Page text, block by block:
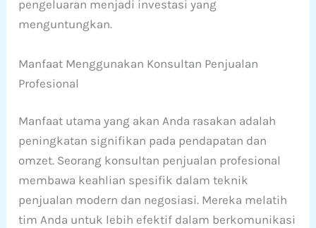
pengeluaran menjadi investasi yang
menguntungkan.
Manfaat Menggunakan Konsultan Penjualan
Profesional
Manfaat utama yang akan Anda rasakan adalah
peningkatan signifikan pada pendapatan dan
omzet. Seorang konsultan penjualan profesional
membawa keahlian spesifik dalam teknik
penjualan modern dan negosiasi. Mereka melatih
tim Anda untuk lebih efektif dalam berkomunikasi